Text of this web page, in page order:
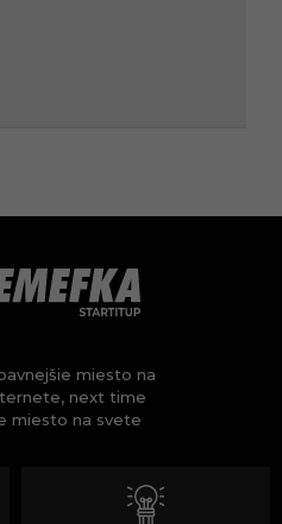
miesto na
next time
miesto na svete